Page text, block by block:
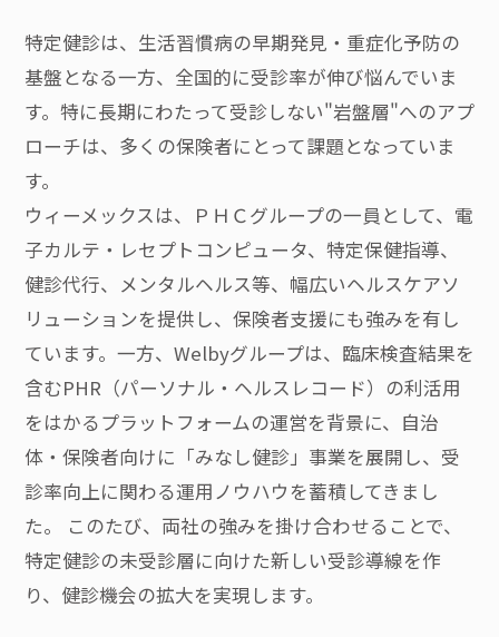
特定健診は、生活習慣病の早期発見・重症化予防の
基盤となる一方、全国的に受診率が伸び悩んでいま
す。特に長期にわたって受診しない"岩盤層"へのアプ
ローチは、多くの保険者にとって課題となっていま
す。
ウィーメックスは、ＰＨＣグループの一員として、電
子カルテ・レセプトコンピュータ、特定保健指導、
健診代行、メンタルヘルス等、幅広いヘルスケアソ
リューションを提供し、保険者支援にも強みを有し
ています。一方、Welbyグループは、臨床検査結果を
含むPHR（パーソナル・ヘルスレコード）の利活用
をはかるプラットフォームの運営を背景に、自治
体・保険者向けに「みなし健診」事業を展開し、受
診率向上に関わる運用ノウハウを蓄積してきまし
た。 このたび、両社の強みを掛け合わせることで、
特定健診の未受診層に向けた新しい受診導線を作
り、健診機会の拡大を実現します。